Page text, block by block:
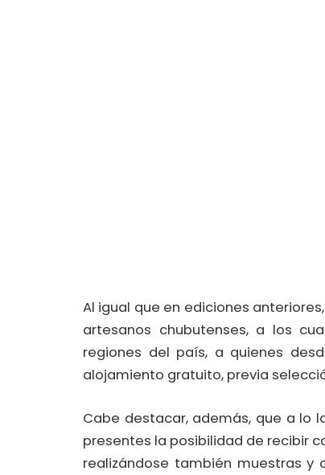
Al igual que en ediciones
artesanos chubutenses, a los
regiones del país, a quienes
alojamiento gratuito, previa
Cabe destacar, además, que a lo
presentes la posibilidad de recibir
realizándose también muestras y